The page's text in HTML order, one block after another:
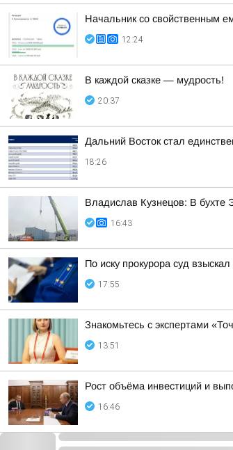
Начальник со свойственным
12:24
В каждой сказке — мудрость!
20:37
Дальний Восток стал
18:26
Владислав Кузнецов: В бухте
16:43
По иску прокурора суд
17:55
Знакомьтесь с экспертами
13:51
Рост объёма инвестиций и
16:46